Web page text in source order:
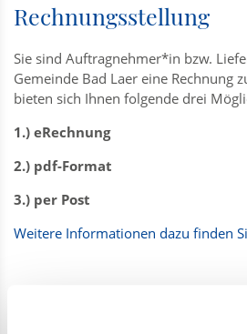
Rechnungsstellung
Sie sind Auftragnehmer*in bzw.
Gemeinde Bad Laer eine Rechnung
bieten sich Ihnen folgende drei
1.) eRechnung
2.) pdf-Format
3.) per Post
Weitere Informationen dazu finden